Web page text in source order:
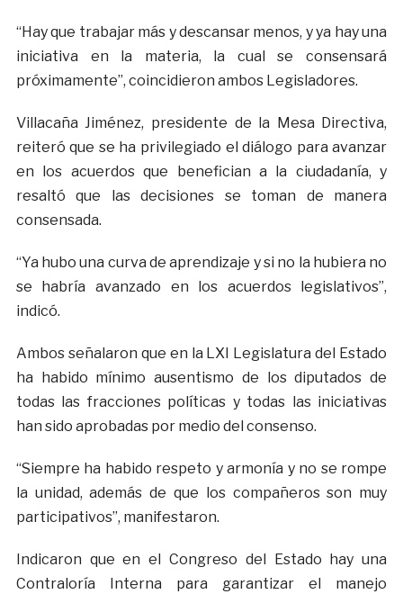
“Hay que trabajar más y descansar menos, y ya hay una
iniciativa en la materia, la cual se consensará
próximamente”, coincidieron ambos Legisladores.
Villacaña Jiménez, presidente de la Mesa Directiva,
reiteró que se ha privilegiado el diálogo para avanzar
en los acuerdos que benefician a la ciudadanía, y
resaltó que las decisiones se toman de manera
consensada.
“Ya hubo una curva de aprendizaje y si no la hubiera no
se habría avanzado en los acuerdos legislativos”,
indicó.
Ambos señalaron que en la LXI Legislatura del Estado
ha habido mínimo ausentismo de los diputados de
todas las fracciones políticas y todas las iniciativas
han sido aprobadas por medio del consenso.
“Siempre ha habido respeto y armonía y no se rompe
la unidad, además de que los compañeros son muy
participativos”, manifestaron.
Indicaron que en el Congreso del Estado hay una
Contraloría Interna para garantizar el manejo